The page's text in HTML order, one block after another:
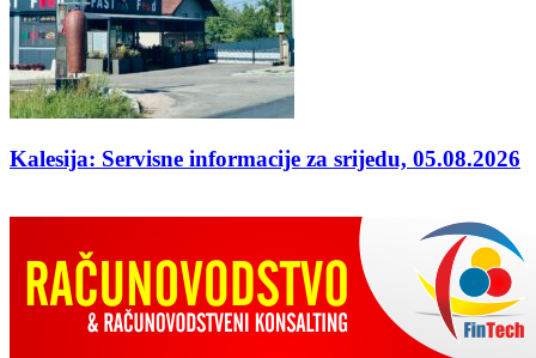
Kalesija: Servisne informacije za srijedu, 05.08.2026